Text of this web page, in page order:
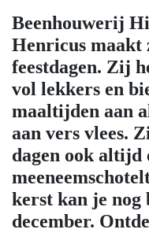
Beenhouwerij
Henricus maakt
feestdagen. Zij
vol lekkers en
maaltijden aan
aan vers vlees.
dagen ook altijd
kerst kan je nog
december.